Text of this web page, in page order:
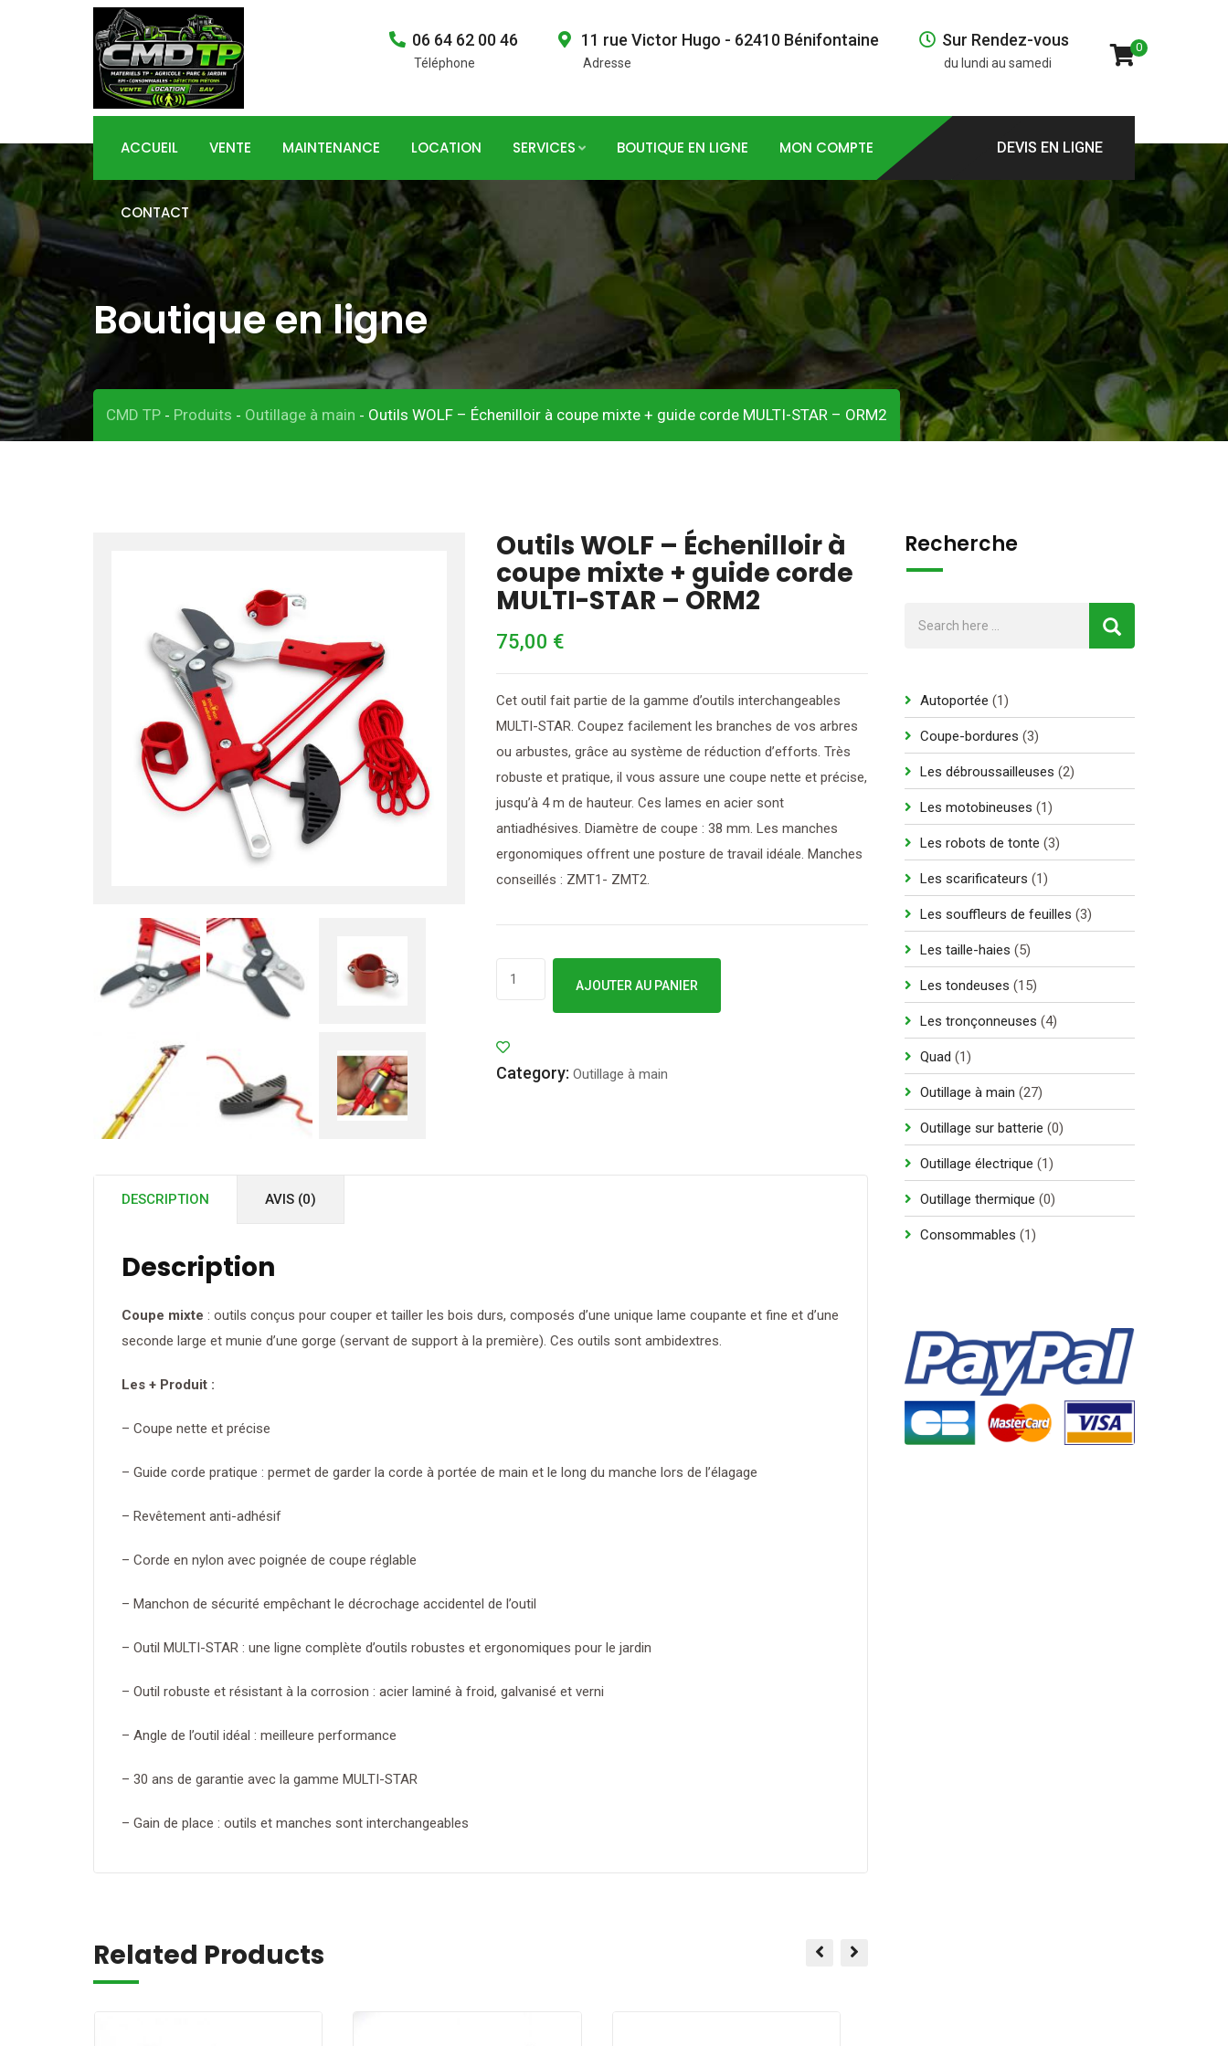
0
06 64 62 00 46
Téléphone
11 rue Victor Hugo - 62410 Bénifontaine
Adresse
Sur Rendez-vous
du lundi au samedi
ACCUEIL VENTE MAINTENANCE LOCATION SERVICES BOUTIQUE EN LIGNE MON COMPTE
CONTACT
DEVIS EN LIGNE
Boutique en ligne
CMD TP - Produits - Outillage à main - Outils WOLF – Échenilloir à coupe mixte + guide corde MULTI-STAR – ORM2
Outils WOLF – Échenilloir à
coupe mixte + guide corde
MULTI-STAR – ORM2
75,00 €
Cet outil fait partie de la gamme d’outils interchangeables
MULTI-STAR. Coupez facilement les branches de vos arbres
ou arbustes, grâce au système de réduction d’efforts. Très
robuste et pratique, il vous assure une coupe nette et précise,
jusqu’à 4 m de hauteur. Ces lames en acier sont
antiadhésives. Diamètre de coupe : 38 mm. Les manches
ergonomiques offrent une posture de travail idéale. Manches
conseillés : ZMT1- ZMT2.
quantité
de
WOLF
-
mixte
AJOUTER AU PANIER
Category: Outillage à main
DESCRIPTION AVIS (0)
Description
Coupe mixte : outils conçus pour couper et tailler les bois durs, composés d’une unique lame coupante et fine et d’une
seconde large et munie d’une gorge (servant de support à la première). Ces outils sont ambidextres.
Les + Produit :
– Coupe nette et précise
– Guide corde pratique : permet de garder la corde à portée de main et le long du manche lors de l’élagage
– Revêtement anti-adhésif
– Corde en nylon avec poignée de coupe réglable
– Manchon de sécurité empêchant le décrochage accidentel de l’outil
– Outil MULTI-STAR : une ligne complète d’outils robustes et ergonomiques pour le jardin
– Outil robuste et résistant à la corrosion : acier laminé à froid, galvanisé et verni
– Angle de l’outil idéal : meilleure performance
– 30 ans de garantie avec la gamme MULTI-STAR
– Gain de place : outils et manches sont interchangeables
Related Products
Recherche
Autoportée 11
Coupe-bordures 33
Les débroussailleuses 22
Les motobineuses 11
Les robots de tonte 33
Les scarificateurs 11
Les souffleurs de feuilles 33
Les taille-haies 55
Les tondeuses 1515
Les tronçonneuses 44
Quad 11
Outillage à main 2727
Outillage sur batterie 00
Outillage électrique 11
Outillage thermique 00
Consommables 11